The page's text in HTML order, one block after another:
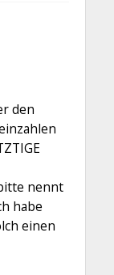
den
nennt
habe
einen